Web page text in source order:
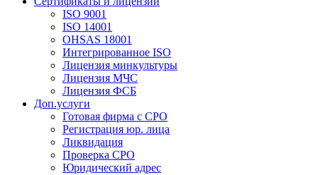
ISO 9001
ISO 14001
OHSAS 18001
Интегрированное ISO
Лицензия минкультуры
Лицензия МЧС
Лицензия ФСБ
Доп.услуги
Готовая фирма с СРО
Регистрация юр. лица
Ликвидация
Проверка СРО
Юридический адрес